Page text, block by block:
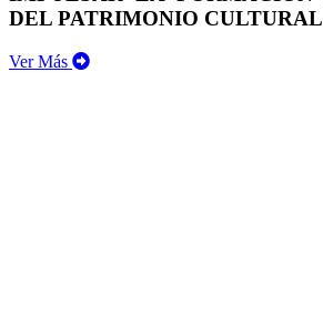
DEL PATRIMONIO CULTURAL
Ver Más